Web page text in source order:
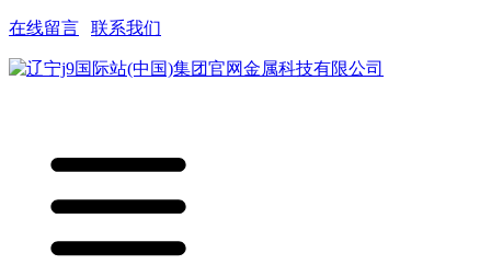
在线留言 联系我们